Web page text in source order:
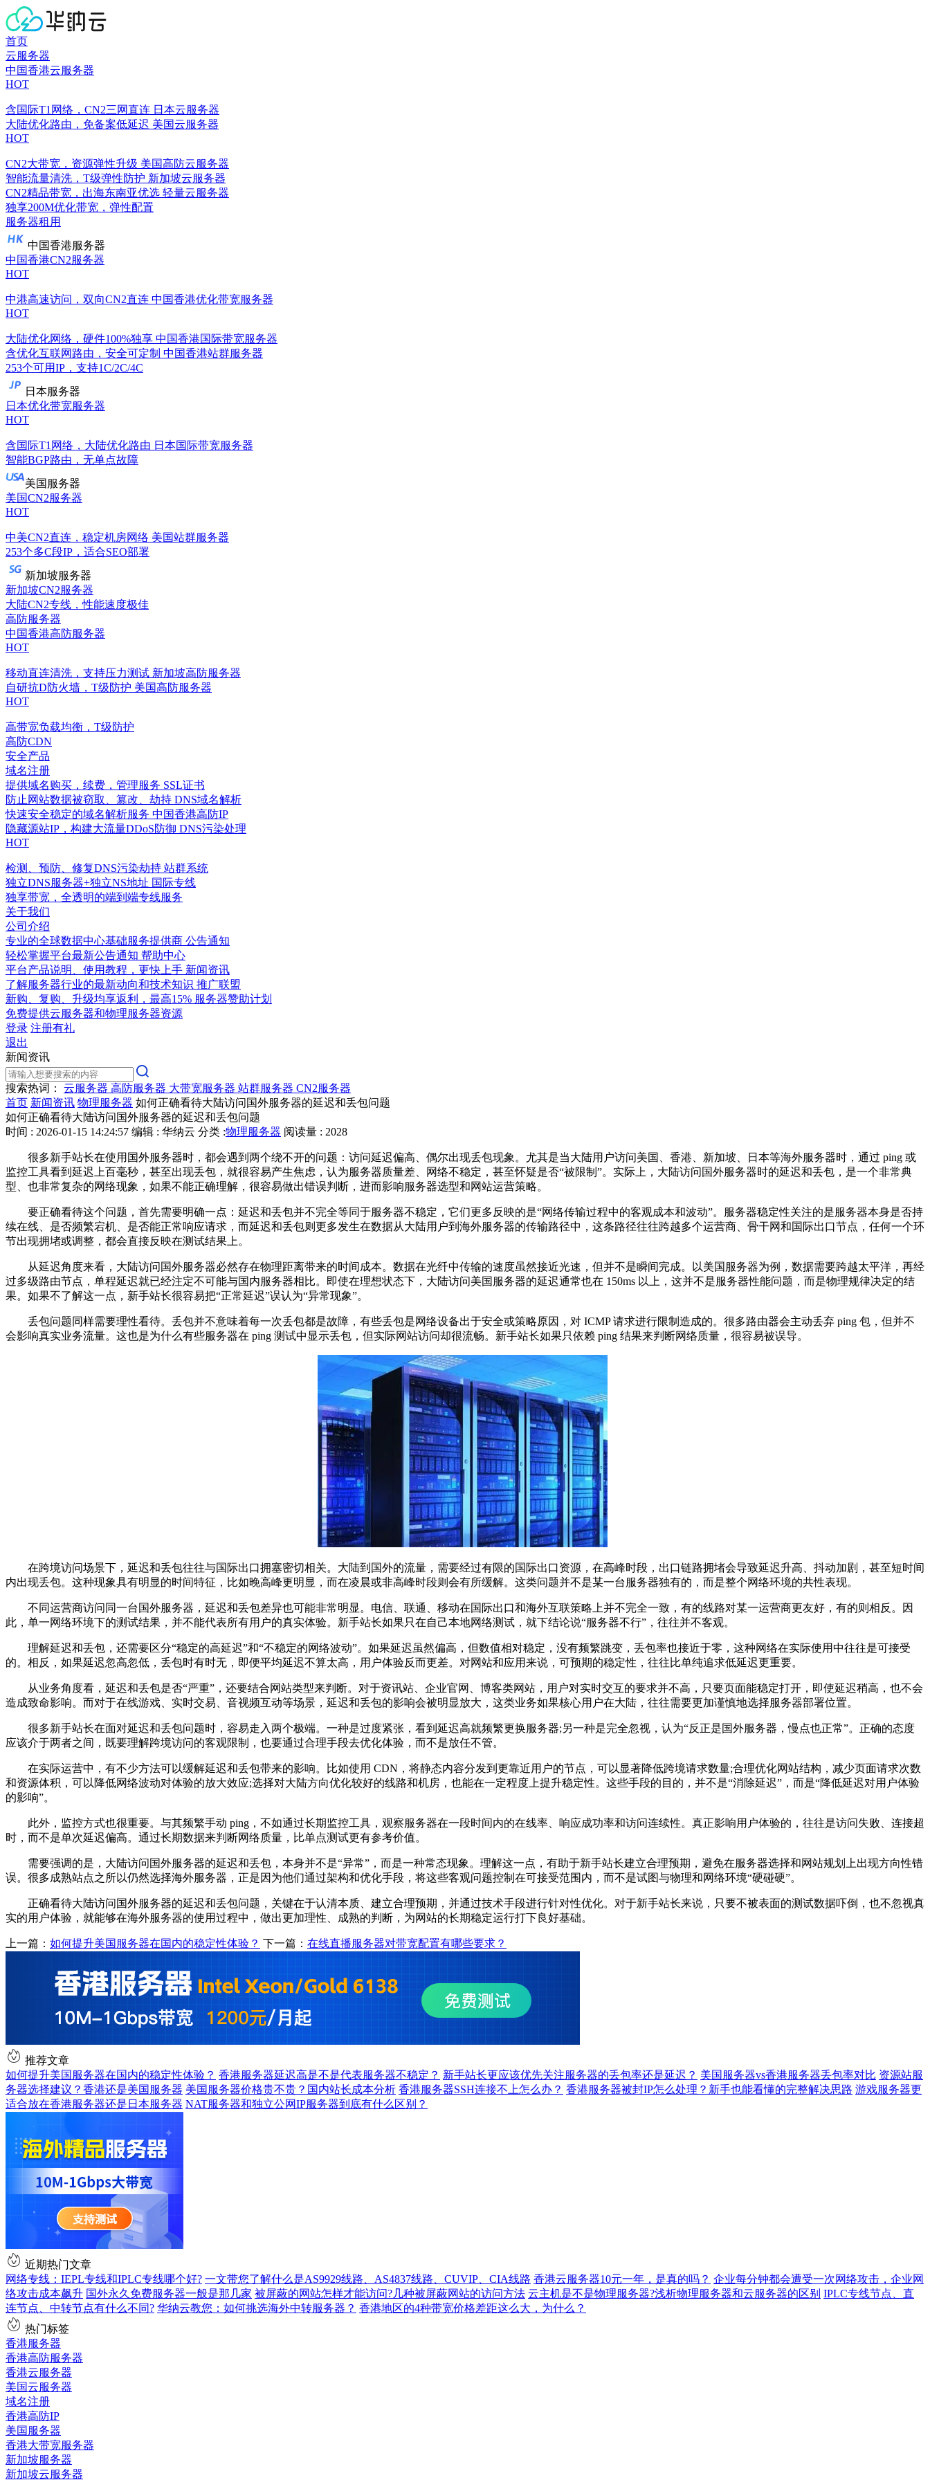
首页
云服务器
中国香港云服务器
HOT
含国际T1网络，CN2三网直连 日本云服务器
大陆优化路由，免备案低延迟 美国云服务器
HOT
CN2大带宽，资源弹性升级 美国高防云服务器
智能流量清洗，T级弹性防护 新加坡云服务器
CN2精品带宽，出海东南亚优选 轻量云服务器
独享200M优化带宽，弹性配置
服务器租用
中国香港服务器
中国香港CN2服务器
HOT
中港高速访问，双向CN2直连 中国香港优化带宽服务器
HOT
大陆优化网络，硬件100%独享 中国香港国际带宽服务器
含优化互联网路由，安全可定制 中国香港站群服务器
253个可用IP，支持1C/2C/4C
日本服务器
日本优化带宽服务器
HOT
含国际T1网络，大陆优化路由 日本国际带宽服务器
智能BGP路由，无单点故障
美国服务器
美国CN2服务器
HOT
中美CN2直连，稳定机房网络 美国站群服务器
253个多C段IP，适合SEO部署
新加坡服务器
新加坡CN2服务器
大陆CN2专线，性能速度极佳
高防服务器
中国香港高防服务器
HOT
移动直连清洗，支持压力测试 新加坡高防服务器
自研抗D防火墙，T级防护 美国高防服务器
HOT
高带宽负载均衡，T级防护
高防CDN
安全产品
域名注册
提供域名购买，续费，管理服务 SSL证书
防止网站数据被窃取、篡改、劫持 DNS域名解析
快速安全稳定的域名解析服务 中国香港高防IP
隐藏源站IP，构建大流量DDoS防御 DNS污染处理
HOT
检测、预防、修复DNS污染劫持 站群系统
独立DNS服务器+独立NS地址 国际专线
独享带宽，全透明的端到端专线服务
关于我们
公司介绍
专业的全球数据中心基础服务提供商 公告通知
轻松掌握平台最新公告通知 帮助中心
平台产品说明、使用教程，更快上手 新闻资讯
了解服务器行业的最新动向和技术知识 推广联盟
新购、复购、升级均享返利，最高15% 服务器赞助计划
免费提供云服务器和物理服务器资源
登录 注册有礼
退出
新闻资讯
搜索热词： 云服务器 高防服务器 大带宽服务器 站群服务器 CN2服务器
首页 新闻资讯 物理服务器 如何正确看待大陆访问国外服务器的延迟和丢包问题
如何正确看待大陆访问国外服务器的延迟和丢包问题
时间 : 2026-01-15 14:24:57 编辑 : 华纳云 分类 :物理服务器 阅读量 : 2028
很多新手站长在使用国外服务器时，都会遇到两个绕不开的问题：访问延迟偏高、偶尔出现丢包现象。尤其是当大陆用户访问美国、香港、新加坡、日本等海外服务器时，通过 ping 或
监控工具看到延迟上百毫秒，甚至出现丢包，就很容易产生焦虑，认为服务器质量差、网络不稳定，甚至怀疑是否“被限制”。实际上，大陆访问国外服务器时的延迟和丢包，是一个非常典
型、也非常复杂的网络现象，如果不能正确理解，很容易做出错误判断，进而影响服务器选型和网站运营策略。
要正确看待这个问题，首先需要明确一点：延迟和丢包并不完全等同于服务器不稳定，它们更多反映的是“网络传输过程中的客观成本和波动”。服务器稳定性关注的是服务器本身是否持
续在线、是否频繁宕机、是否能正常响应请求，而延迟和丢包则更多发生在数据从大陆用户到海外服务器的传输路径中，这条路径往往跨越多个运营商、骨干网和国际出口节点，任何一个环
节出现拥堵或调整，都会直接反映在测试结果上。
从延迟角度来看，大陆访问国外服务器必然存在物理距离带来的时间成本。数据在光纤中传输的速度虽然接近光速，但并不是瞬间完成。以美国服务器为例，数据需要跨越太平洋，再经
过多级路由节点，单程延迟就已经注定不可能与国内服务器相比。即使在理想状态下，大陆访问美国服务器的延迟通常也在 150ms 以上，这并不是服务器性能问题，而是物理规律决定的结
果。如果不了解这一点，新手站长很容易把“正常延迟”误认为“异常现象”。
丢包问题同样需要理性看待。丢包并不意味着每一次丢包都是故障，有些丢包是网络设备出于安全或策略原因，对 ICMP 请求进行限制造成的。很多路由器会主动丢弃 ping 包，但并不
会影响真实业务流量。这也是为什么有些服务器在 ping 测试中显示丢包，但实际网站访问却很流畅。新手站长如果只依赖 ping 结果来判断网络质量，很容易被误导。
在跨境访问场景下，延迟和丢包往往与国际出口拥塞密切相关。大陆到国外的流量，需要经过有限的国际出口资源，在高峰时段，出口链路拥堵会导致延迟升高、抖动加剧，甚至短时间
内出现丢包。这种现象具有明显的时间特征，比如晚高峰更明显，而在凌晨或非高峰时段则会有所缓解。这类问题并不是某一台服务器独有的，而是整个网络环境的共性表现。
不同运营商访问同一台国外服务器，延迟和丢包差异也可能非常明显。电信、联通、移动在国际出口和海外互联策略上并不完全一致，有的线路对某一运营商更友好，有的则相反。因
此，单一网络环境下的测试结果，并不能代表所有用户的真实体验。新手站长如果只在自己本地网络测试，就下结论说“服务器不行”，往往并不客观。
理解延迟和丢包，还需要区分“稳定的高延迟”和“不稳定的网络波动”。如果延迟虽然偏高，但数值相对稳定，没有频繁跳变，丢包率也接近于零，这种网络在实际使用中往往是可接受
的。相反，如果延迟忽高忽低，丢包时有时无，即便平均延迟不算太高，用户体验反而更差。对网站和应用来说，可预期的稳定性，往往比单纯追求低延迟更重要。
从业务角度看，延迟和丢包是否“严重”，还要结合网站类型来判断。对于资讯站、企业官网、博客类网站，用户对实时交互的要求并不高，只要页面能稳定打开，即使延迟稍高，也不会
造成致命影响。而对于在线游戏、实时交易、音视频互动等场景，延迟和丢包的影响会被明显放大，这类业务如果核心用户在大陆，往往需要更加谨慎地选择服务器部署位置。
很多新手站长在面对延迟和丢包问题时，容易走入两个极端。一种是过度紧张，看到延迟高就频繁更换服务器;另一种是完全忽视，认为“反正是国外服务器，慢点也正常”。正确的态度
应该介于两者之间，既要理解跨境访问的客观限制，也要通过合理手段去优化体验，而不是放任不管。
在实际运营中，有不少方法可以缓解延迟和丢包带来的影响。比如使用 CDN，将静态内容分发到更靠近用户的节点，可以显著降低跨境请求数量;合理优化网站结构，减少页面请求次数
和资源体积，可以降低网络波动对体验的放大效应;选择对大陆方向优化较好的线路和机房，也能在一定程度上提升稳定性。这些手段的目的，并不是“消除延迟”，而是“降低延迟对用户体验
的影响”。
此外，监控方式也很重要。与其频繁手动 ping，不如通过长期监控工具，观察服务器在一段时间内的在线率、响应成功率和访问连续性。真正影响用户体验的，往往是访问失败、连接超
时，而不是单次延迟偏高。通过长期数据来判断网络质量，比单点测试更有参考价值。
需要强调的是，大陆访问国外服务器的延迟和丢包，本身并不是“异常”，而是一种常态现象。理解这一点，有助于新手站长建立合理预期，避免在服务器选择和网站规划上出现方向性错
误。很多成熟站点之所以仍然选择海外服务器，正是因为他们通过架构和优化手段，将这些客观问题控制在可接受范围内，而不是试图与物理和网络环境“硬碰硬”。
正确看待大陆访问国外服务器的延迟和丢包问题，关键在于认清本质、建立合理预期，并通过技术手段进行针对性优化。对于新手站长来说，只要不被表面的测试数据吓倒，也不忽视真
实的用户体验，就能够在海外服务器的使用过程中，做出更加理性、成熟的判断，为网站的长期稳定运行打下良好基础。
上一篇： 如何提升美国服务器在国内的稳定性体验？ 下一篇： 在线直播服务器对带宽配置有哪些要求？
推荐文章
如何提升美国服务器在国内的稳定性体验？ 香港服务器延迟高是不是代表服务器不稳定？ 新手站长更应该优先关注服务器的丢包率还是延迟？ 美国服务器vs香港服务器丢包率对比 资源站服
务器选择建议？香港还是美国服务器 美国服务器价格贵不贵？国内站长成本分析 香港服务器SSH连接不上怎么办？ 香港服务器被封IP怎么处理？新手也能看懂的完整解决思路 游戏服务器更
适合放在香港服务器还是日本服务器 NAT服务器和独立公网IP服务器到底有什么区别？
近期热门文章
网络专线：IEPL专线和IPLC专线哪个好? 一文带您了解什么是AS9929线路、AS4837线路、CUVIP、CIA线路 香港云服务器10元一年，是真的吗？ 企业每分钟都会遭受一次网络攻击，企业网
络攻击成本飙升 国外永久免费服务器一般是那几家 被屏蔽的网站怎样才能访问?几种被屏蔽网站的访问方法 云主机是不是物理服务器?浅析物理服务器和云服务器的区别 IPLC专线节点、直
连节点、中转节点有什么不同? 华纳云教您：如何挑选海外中转服务器？ 香港地区的4种带宽价格差距这么大，为什么？
热门标签
香港服务器
香港高防服务器
香港云服务器
美国云服务器
域名注册
香港高防IP
美国服务器
香港大带宽服务器
新加坡服务器
新加坡云服务器